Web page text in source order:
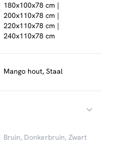
De poten zijn gemaakt
180x100x78 cm |
200x110x78 cm |
220x110x78 cm |
240x110x78 cm
Mango hout, Staal
Bruin, Donkerbruin, Zwart